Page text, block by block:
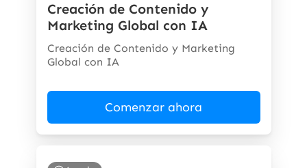
Creación de Contenido y
Marketing Global con IA
Creación de Contenido y Marketing
Global con IA
Comenzar ahora